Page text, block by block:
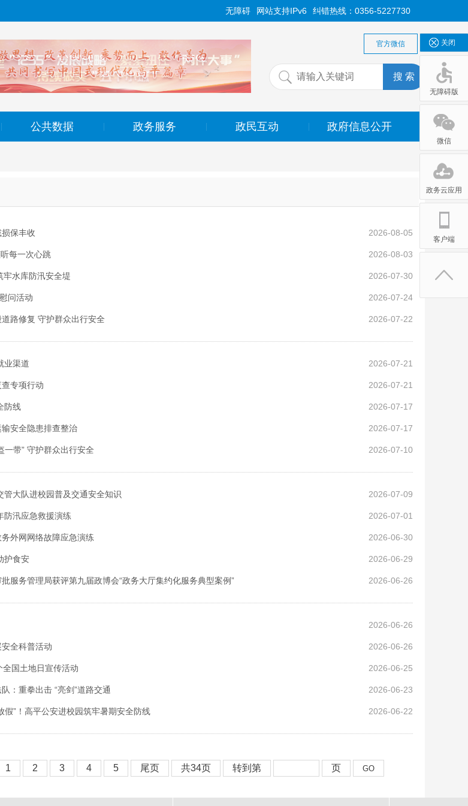
纠错热线：0356-5227730
网站支持IPv6
无障碍
官方微信
公共数据 政务服务 政民互动 政府信息公开
2026-08-05
损保丰收
2026-08-03
每一次心跳
2026-07-30
牢水库防汛安全堤
2026-07-24
问活动
2026-07-22
路修复 守护群众出行安全
2026-07-21
业渠道
2026-07-21
专项行动
2026-07-17
防线
2026-07-17
安全隐患排查整治
2026-07-10
一带” 守护群众出行安全
2026-07-09
管大队进校园普及交通安全知识
2026-07-01
防汛应急救援演练
2026-06-30
外网网络故障应急演练
2026-06-29
护食安
2026-06-26
服务管理局获评第九届政博会“政务大厅集约化服务典型案例”
2026-06-26
2026-06-26
全科普活动
2026-06-25
国土地日宣传活动
2026-06-23
：重拳出击 “亮剑”道路交通
2026-06-22
假”！高平公安进校园筑牢暑期安全防线
1 2 3 4 5 尾页 共34页 转到第 页
关闭
无障碍版
无障碍版
微信
政务云应用
客户端